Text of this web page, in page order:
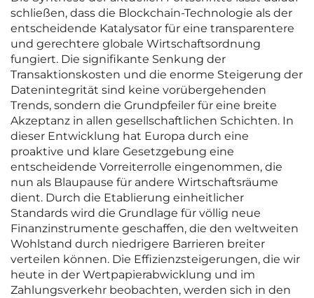
schließen, dass die Blockchain-Technologie als der
entscheidende Katalysator für eine transparentere
und gerechtere globale Wirtschaftsordnung
fungiert. Die signifikante Senkung der
Transaktionskosten und die enorme Steigerung der
Datenintegrität sind keine vorübergehenden
Trends, sondern die Grundpfeiler für eine breite
Akzeptanz in allen gesellschaftlichen Schichten. In
dieser Entwicklung hat Europa durch eine
proaktive und klare Gesetzgebung eine
entscheidende Vorreiterrolle eingenommen, die
nun als Blaupause für andere Wirtschaftsräume
dient. Durch die Etablierung einheitlicher
Standards wird die Grundlage für völlig neue
Finanzinstrumente geschaffen, die den weltweiten
Wohlstand durch niedrigere Barrieren breiter
verteilen können. Die Effizienzsteigerungen, die wir
heute in der Wertpapierabwicklung und im
Zahlungsverkehr beobachten, werden sich in den